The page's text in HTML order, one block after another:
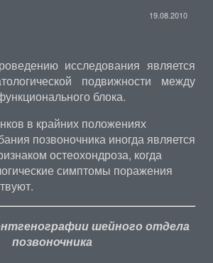
19.08.2010
исследования является
подвижности между
блока.
в крайних положениях
позвоночника иногда является
остеохондроза, когда
симптомы поражения
шейного отдела
позвоночника